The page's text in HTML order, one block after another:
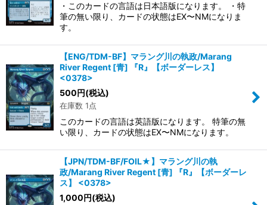
・このカードの言語は日本語版になります。 ・特
筆の無い限り、カードの状態はEX〜NMになりま
す。
【ENG/TDM-BF】マラング川の執政/Marang
River Regent [青] 『R』【ボーダーレス】
<0378>
500円(税込)
在庫数 1点
このカードの言語は英語版になります。 特筆の無
い限り、カードの状態はEX〜NMになります。
【JPN/TDM-BF/FOIL★】マラング川の執
政/Marang River Regent [青] 『R』【ボーダーレ
ス】 <0378>
1,000円(税込)